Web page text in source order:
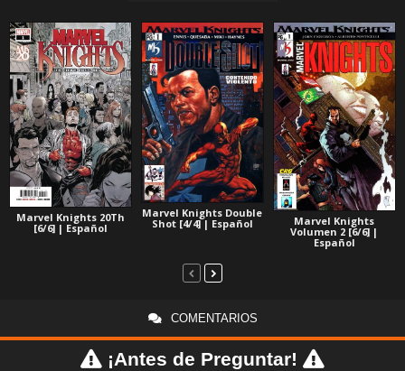
Marvel Knights 20Th
[6/6] | Español
Marvel Knights Double
Shot [4/4] | Español
Marvel Knights
Volumen 2 [6/6] |
Español
COMENTARIOS
¡Antes de Preguntar!